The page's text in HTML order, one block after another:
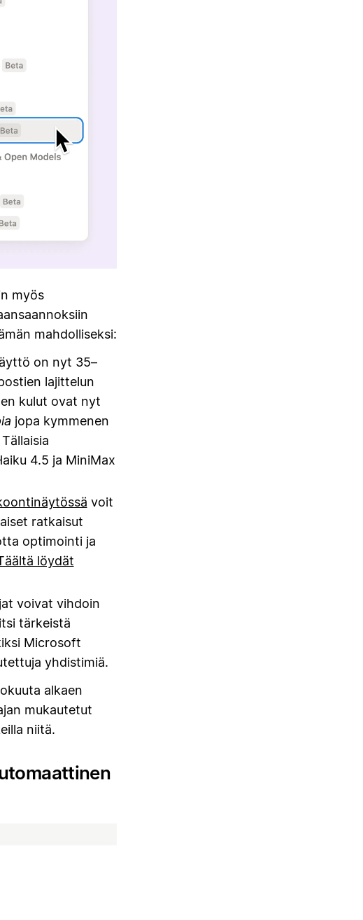
myös
mahdolliseksi:
on nyt 35–
lajittelun
kulut ovat nyt
jopa kymmenen
4.5 ja MiniMax
voit
ratkaisut
optimointi ja
löydät
voivat vihdoin
tärkeistä
Microsoft
yhdistimiä.
alkaen
mukautetut
niitä.